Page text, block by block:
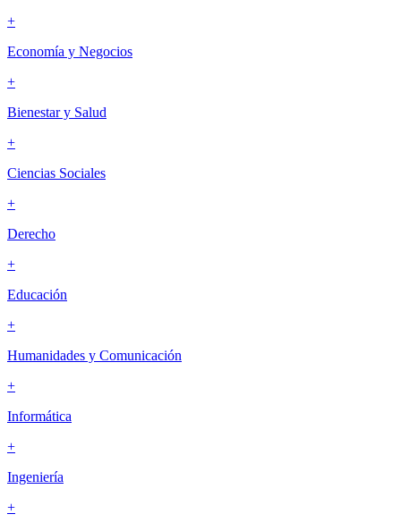
+
Economía y Negocios
+
Bienestar y Salud
+
Ciencias Sociales
+
Derecho
+
Educación
+
Humanidades y Comunicación
+
Informática
+
Ingeniería
+